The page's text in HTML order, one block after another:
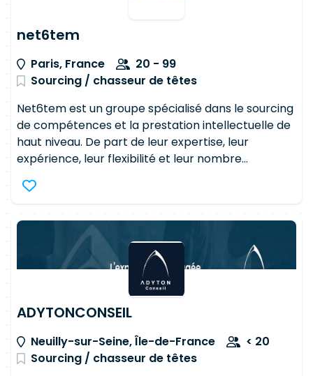
net6tem
Paris, France
20 - 99
Sourcing / chasseur de têtes
Net6tem est un groupe spécialisé dans le sourcing
de compétences et la prestation intellectuelle de
haut niveau. De part de leur expertise, leur
expérience, leur flexibilité et leur nombre
croissant, les travailleurs indépendants
représentent aujourd'hui une ressource quasi
grands comptes pour trouver la mission idéale.
ADYTONCONSEIL
Neuilly-sur-Seine, Île-de-France
< 20
Sourcing / chasseur de têtes